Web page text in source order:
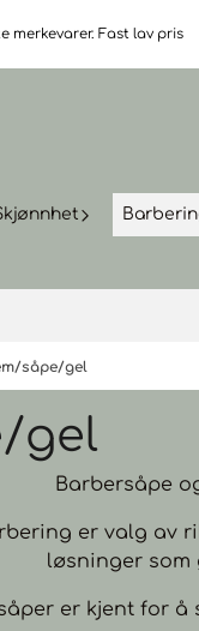
merkevarer. Fast lav pris
såpe/gel
gel
Barbersåpe
er valg av
løsninger som
er kjent for